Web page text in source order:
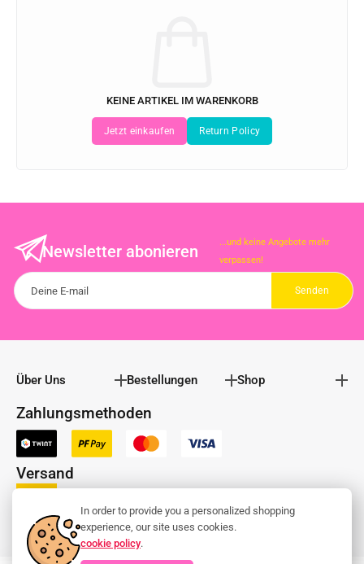
KEINE ARTIKEL IM WARENKORB
Newsletter abonieren
...und keine Angebote mehr
verpassen!
Über Uns Bestellungen Shop
Zahlungsmethoden
Versand
In order to provide you a personalized shopping
experience, our site uses cookies.
cookie policy.